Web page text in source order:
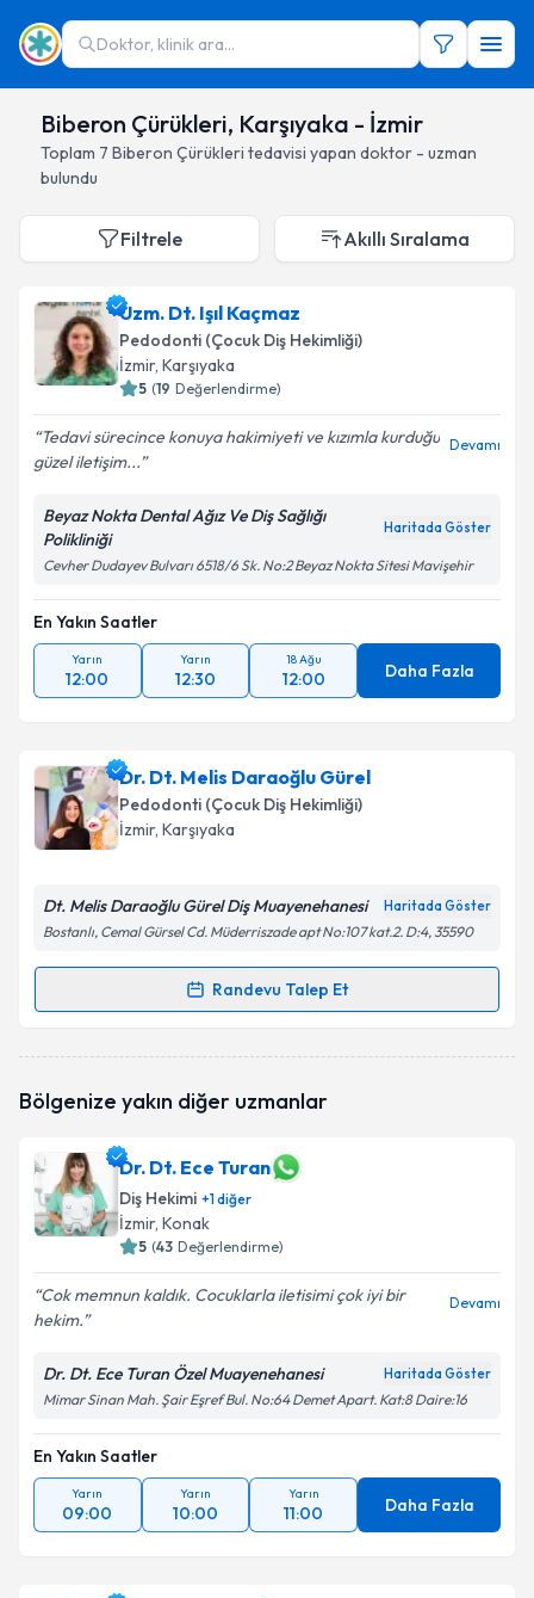
Doktor, klinik ara...
Biberon Çürükleri, Karşıyaka - İzmir
Toplam 7 Biberon Çürükleri tedavisi yapan doktor - uzman
bulundu
Filtrele Akıllı Sıralama
Uzm. Dt. Işıl Kaçmaz
Pedodonti (Çocuk Diş Hekimliği)
İzmir, Karşıyaka
5 (19 Değerlendirme)
Tedavi sürecince konuya hakimiyeti ve kızımla kurduğu
güzel iletişim...
Devamı
Beyaz Nokta Dental Ağız Ve Diş Sağlığı
Polikliniği
Haritada Göster
Cevher Dudayev Bulvarı 6518/6 Sk. No:2 Beyaz Nokta Sitesi Mavişehir
En Yakın Saatler
Yarın
12:00
Yarın
12:30
18 Ağu
12:00 Daha Fazla
Dr. Dt. Melis Daraoğlu Gürel
Pedodonti (Çocuk Diş Hekimliği)
İzmir, Karşıyaka
Dt. Melis Daraoğlu Gürel Diş Muayenehanesi Haritada Göster
Bostanlı, Cemal Gürsel Cd. Müderriszade apt No:107 kat.2. D:4, 35590
Randevu Talep Et
Randevu Takvimi Talebi
talebi oluşturun. Size bu uzmandan randevu almanız
bilgilendireceğiz.
E-posta Adresiniz
kapsamda işlenmesini kabul ediyorum.
Takvim Talebini Gönder
Bölgenize yakın diğer uzmanlar
Dr. Dt. Ece Turan
Diş Hekimi +1diğer
İzmir, Konak
5 (43 Değerlendirme)
Cok memnun kaldık. Cocuklarla iletisimi çok iyi bir
hekim.
Devamı
Dr. Dt. Ece Turan Özel Muayenehanesi Haritada Göster
Mimar Sinan Mah. Şair Eşref Bul. No:64 Demet Apart. Kat:8 Daire:16
En Yakın Saatler
Yarın
09:00
Yarın
10:00
Yarın
11:00 Daha Fazla